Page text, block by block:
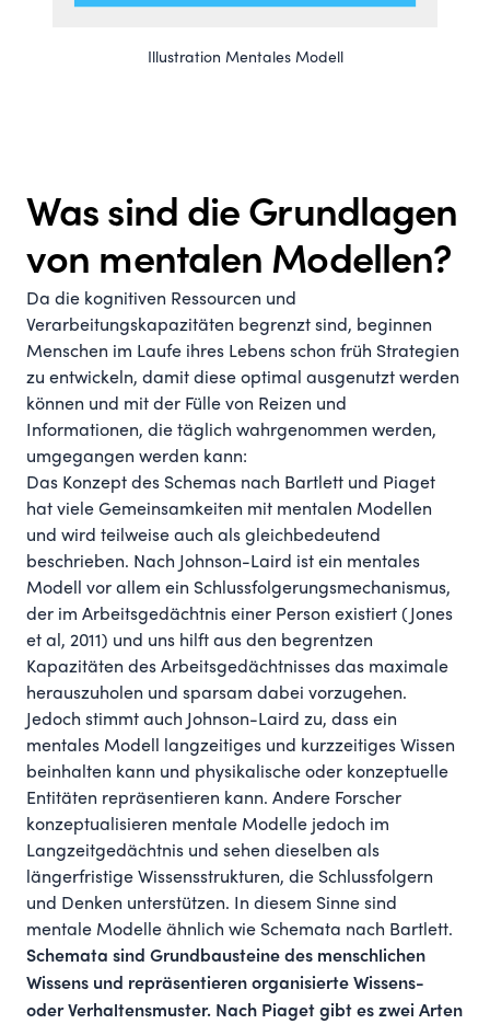
Illustration Mentales Modell
Was sind die Grundlagen
von mentalen Modellen?
Da die kognitiven Ressourcen und
Verarbeitungskapazitäten begrenzt sind, beginnen
Menschen im Laufe ihres Lebens schon früh Strategien
zu entwickeln, damit diese optimal ausgenutzt werden
können und mit der Fülle von Reizen und
Informationen, die täglich wahrgenommen werden,
umgegangen werden kann:
Das Konzept des Schemas nach Bartlett und Piaget
hat viele Gemeinsamkeiten mit mentalen Modellen
und wird teilweise auch als gleichbedeutend
beschrieben. Nach Johnson-Laird ist ein mentales
Modell vor allem ein Schlussfolgerungsmechanismus,
der im Arbeitsgedächtnis einer Person existiert ( Jones
et al, 2011) und uns hilft aus den begrentzen
Kapazitäten des Arbeitsgedächtnisses das maximale
herauszuholen und sparsam dabei vorzugehen.
Jedoch stimmt auch Johnson-Laird zu, dass ein
mentales Modell langzeitiges und kurzzeitiges Wissen
beinhalten kann und physikalische oder konzeptuelle
Entitäten repräsentieren kann. Andere Forscher
konzeptualisieren mentale Modelle jedoch im
Langzeitgedächtnis und sehen dieselben als
längerfristige Wissensstrukturen, die Schlussfolgern
und Denken unterstützen. In diesem Sinne sind
mentale Modelle ähnlich wie Schemata nach Bartlett.
Schemata sind Grundbausteine des menschlichen
Wissens und repräsentieren organisierte Wissens-
oder Verhaltensmuster. Nach Piaget gibt es zwei Arten